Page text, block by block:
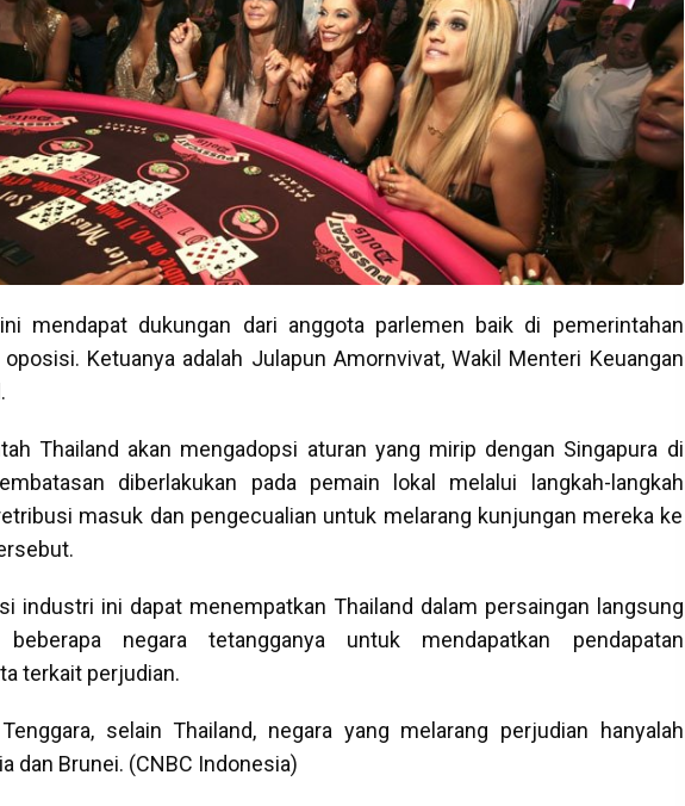
mendapat dukungan dari anggota parlemen baik di pemerintahan
Ketuanya adalah Julapun Amornvivat, Wakil Menteri Keuangan
Thailand akan mengadopsi aturan yang mirip dengan Singapura di
diberlakukan pada pemain lokal melalui langkah-langkah
masuk dan pengecualian untuk melarang kunjungan mereka ke
industri ini dapat menempatkan Thailand dalam persaingan langsung
beberapa negara tetangganya untuk mendapatkan pendapatan
terkait perjudian.
selain Thailand, negara yang melarang perjudian hanyalah
dan Brunei. (CNBC Indonesia)
Daftar Harga Komoditas Pertanian
Kabupaten Karo, Kamis 06 Agustus
2026